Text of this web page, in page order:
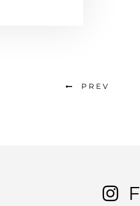
PREV